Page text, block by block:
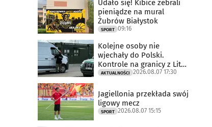
Udało się! Kibice zebrali
pieniądze na mural
Żubrów Białystok
SPORT 09:16
Kolejne osoby nie
wjechały do Polski.
Kontrole na granicy z Litwą
trwają
AKTUALNOŚCI 2026.08.07 17:30
Jagiellonia przekłada swój
ligowy mecz
SPORT 2026.08.07 15:15